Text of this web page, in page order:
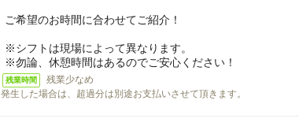
ご希望のお時間に合わせてご紹介！
※シフトは現場によって異なります。
※勿論、休憩時間はあるのでご安心ください！
残業時間
残業少なめ
発生した場合は、超過分は別途お支払いさせて頂きます。